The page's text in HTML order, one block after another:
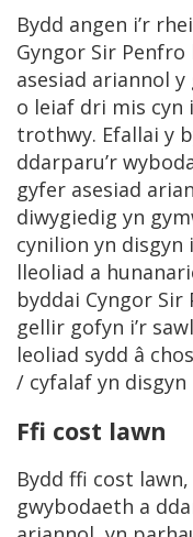
Bydd angen i’r
Gyngor Sir
asesiad ariannol
o leiaf dri mis cyn
trothwy. Efallai y
ddarparu’r
gyfer asesiad
diwygiedig yn
cynilion yn disgyn
lleoliad a
byddai Cyngor
gellir gofyn i’r
leoliad sydd â
/ cyfalaf yn disgyn
Ffi cost lawn
Bydd ffi cost lawn,
gwybodaeth a